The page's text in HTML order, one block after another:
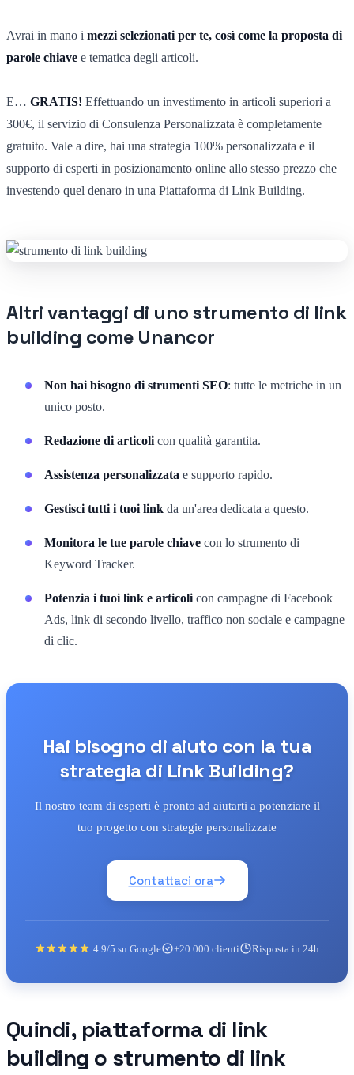
Avrai in mano i mezzi selezionati per te, così come la proposta di
parole chiave e tematica degli articoli.
E… GRATIS! Effettuando un investimento in articoli superiori a
300€, il servizio di Consulenza Personalizzata è completamente
gratuito. Vale a dire, hai una strategia 100% personalizzata e il
supporto di esperti in posizionamento online allo stesso prezzo che
investendo quel denaro in una Piattaforma di Link Building.
Altri vantaggi di uno strumento di link
building come Unancor
Non hai bisogno di strumenti SEO: tutte le metriche in un
unico posto.
Redazione di articoli con qualità garantita.
Assistenza personalizzata e supporto rapido.
Gestisci tutti i tuoi link da un'area dedicata a questo.
Monitora le tue parole chiave con lo strumento di
Keyword Tracker.
Potenzia i tuoi link e articoli con campagne di Facebook
Ads, link di secondo livello, traffico non sociale e campagne
di clic.
Hai bisogno di aiuto con la tua
strategia di Link Building?
Il nostro team di esperti è pronto ad aiutarti a potenziare il
tuo progetto con strategie personalizzate
Contattaci ora
4.9/5 su Google +20.000 clienti Risposta in 24h
Quindi, piattaforma di link
building o strumento di link